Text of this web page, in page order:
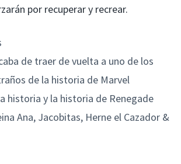
por recuperar y recrear.
de traer de vuelta a uno de los
de la historia de Marvel
historia y la historia de Renegade
Ana, Jacobitas, Herne el Cazador &